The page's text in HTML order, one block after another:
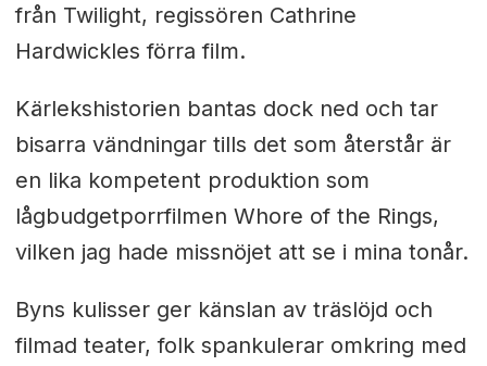
från Twilight, regissören Cathrine
Hardwickles förra film.
Kärlekshistorien bantas dock ned och tar
bisarra vändningar tills det som återstår är
en lika kompetent produktion som
lågbudgetporrfilmen Whore of the Rings,
vilken jag hade missnöjet att se i mina tonår.
Byns kulisser ger känslan av träslöjd och
filmad teater, folk spankulerar omkring med